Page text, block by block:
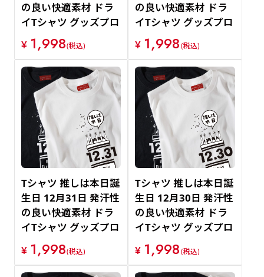
の良い快適素材 ドラ
イTシャツ グッズプロ
¥ 1,998(税込)
の良い快適素材 ドラ
イTシャツ グッズプロ
¥ 1,998(税込)
Tシャツ 推しは本日誕
生日 12月31日 発汗性
の良い快適素材 ドラ
イTシャツ グッズプロ
¥ 1,998(税込)
Tシャツ 推しは本日誕
生日 12月30日 発汗性
の良い快適素材 ドラ
イTシャツ グッズプロ
¥ 1,998(税込)